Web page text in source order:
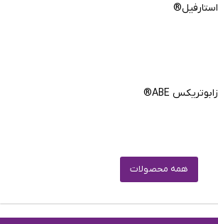
استارفیل®
زابوتریکس ABE®
همه محصولات